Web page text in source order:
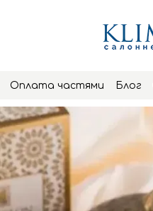
Оплата частями Блог